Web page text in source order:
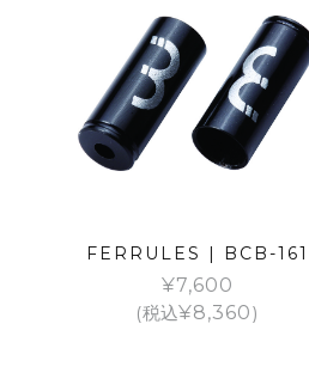
FERRULES | BCB-161
¥7,600
(税込¥8,360)